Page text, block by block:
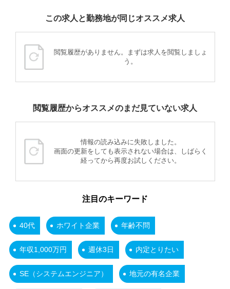
この求人と勤務地が同じオススメ求人
閲覧履歴がありません。まずは求人を閲覧しましょ
う。
閲覧履歴からオススメのまだ見ていない求人
情報の読み込みに失敗しました。
画面の更新をしても表示されない場合は、しばらく
経ってから再度お試しください。
注目のキーワード
40代 ホワイト企業 年齢不問
年収1,000万円 週休3日 内定とりたい
SE（システムエンジニア） 地元の有名企業